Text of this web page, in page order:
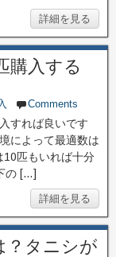
詳細を見る
購入する
Comments
すれば良いです
によって最適数は
10匹もいれば十分
の […]
詳細を見る
？タニシが